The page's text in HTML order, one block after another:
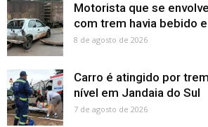
Motorista que se
com trem havia bebido
8 de agosto de 2026
Carro é atingido por
nível em Jandaia do Sul
7 de agosto de 2026